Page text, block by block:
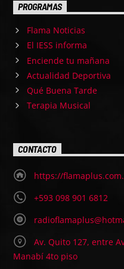
PROGRAMAS
Flama Noticias
El IESS informa
Enciende tu mañana
Actualidad Deportiva
Qué Buena Tarde
Terapia Musical
CONTACTO
https://
+593 098 901 6812
Av. Quito 127, entre
Manabí 4to piso